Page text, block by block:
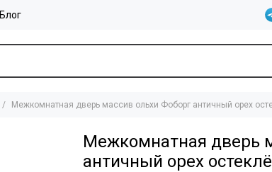
Блог
Межкомнатная дверь массив ольхи Фоборг античный орех
Межкомнатная дверь
античный орех